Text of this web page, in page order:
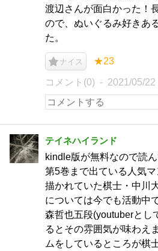
渡辺さんが面白かった！
ので、ぬいぐるみ好きあ
た。
ナイス ★23
コメント(0) 2021/05/22
テイネハイランド
kindle版が無料なので読
第5巻まで出ている人気
描かれていた棋士・中川
については今でも活動中
森哲也五段(youtuberとし
るとその雰囲気が味わえ
ムをしているところが棋